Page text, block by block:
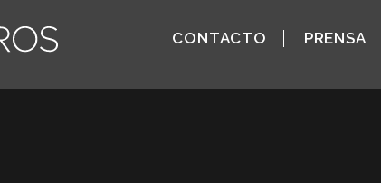
CONTACTO PRENSA